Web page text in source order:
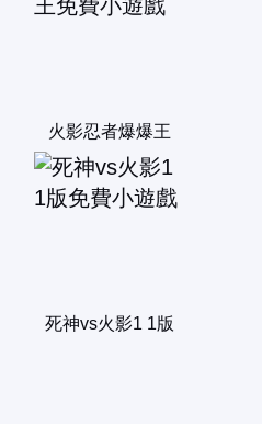
火影忍者爆爆王
死神vs火影1 1版